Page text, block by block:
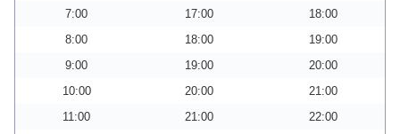
7:00
17:00
18:00
8:00
18:00
19:00
9:00
19:00
20:00
10:00
20:00
21:00
11:00
21:00
22:00